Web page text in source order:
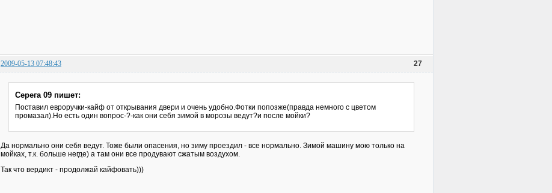
27
2009-05-13 07:48:43
Серега 09 пишет:
Поставил евроручки-кайф от открывания двери и очень удобно.Фотки попозже(правда немного с цветом
промазал).Но есть один вопрос-?-как они себя зимой в морозы ведут?и после мойки?
Да нормально они себя ведут. Тоже были опасения, но зиму проездил - все нормально. Зимой машину мою только на
мойках, т.к. больше негде) а там они все продувают сжатым воздухом.
Так что вердикт - продолжай кайфовать)))